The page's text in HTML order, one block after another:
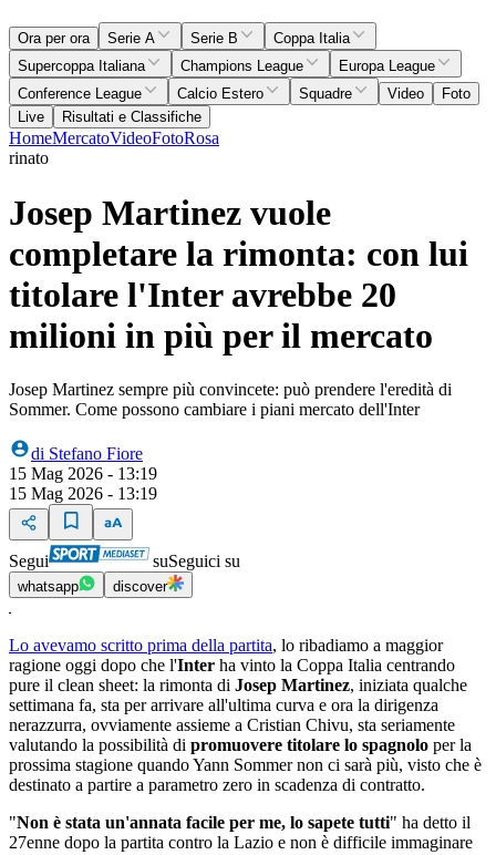
Ora per ora Serie A Serie B
Coppa Italia
Supercoppa Italiana
Champions League
Europa League
Conference League
Calcio Estero Squadre Video
Foto
Live
Risultati e Classifiche
HomeMercatoVideoFotoRosa
rinato
Josep Martinez vuole
completare la rimonta: con lui
titolare l'Inter avrebbe 20
milioni in più per il mercato
Josep Martinez sempre più convincete: può prendere l'eredità di
Sommer. Come possono cambiare i piani mercato dell'Inter
di Stefano Fiore
15 Mag 2026 - 13:19
15 Mag 2026 - 13:19
Segui suSeguici su
whatsapp discover
Lo avevamo scritto prima della partita, lo ribadiamo a maggior
ragione oggi dopo che l'Inter ha vinto la Coppa Italia centrando
pure il clean sheet: la rimonta di Josep Martinez, iniziata qualche
settimana fa, sta per arrivare all'ultima curva e ora la dirigenza
nerazzurra, ovviamente assieme a Cristian Chivu, sta seriamente
valutando la possibilità di promuovere titolare lo spagnolo per la
prossima stagione quando Yann Sommer non ci sarà più, visto che è
destinato a partire a parametro zero in scadenza di contratto.
"Non è stata un'annata facile per me, lo sapete tutti" ha detto il
27enne dopo la partita contro la Lazio e non è difficile immaginare